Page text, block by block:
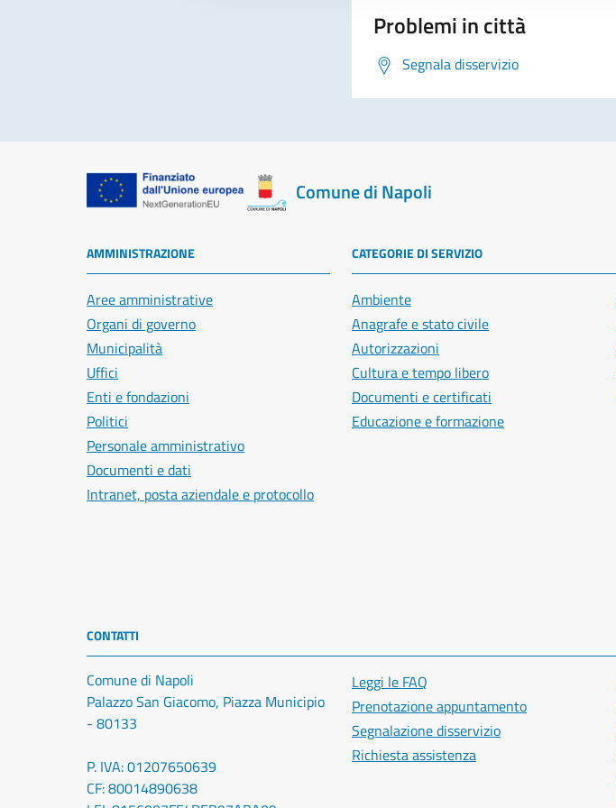
Problemi in città
Segnala disservizio
Comune di Napoli
AMMINISTRAZIONE
Aree amministrative
Organi di governo
Municipalità
Uffici
Enti e fondazioni
Politici
Personale amministrativo
Documenti e dati
Intranet, posta aziendale e protocollo
CATEGORIE DI SERVIZIO
Ambiente
Anagrafe e stato civile
Autorizzazioni
Cultura e tempo libero
Documenti e certificati
Educazione e formazione
CONTATTI
Comune di Napoli
Palazzo San Giacomo, Piazza Municipio
- 80133
P. IVA: 01207650639
CF: 80014890638
Leggi le FAQ
Prenotazione appuntamento
Segnalazione disservizio
Richiesta assistenza